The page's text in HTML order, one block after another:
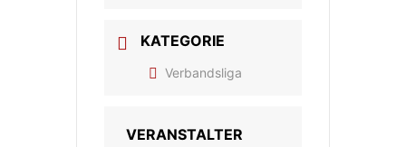
KATEGORIE
Verbandsliga
VERANSTALTER